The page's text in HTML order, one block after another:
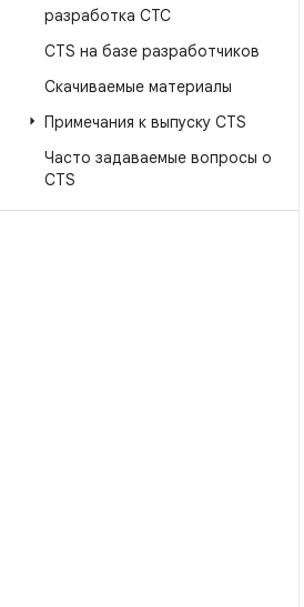
разработка СТС
CTS на базе разработчиков
Скачиваемые материалы
Примечания к выпуску CTS
Часто задаваемые вопросы о
CTS